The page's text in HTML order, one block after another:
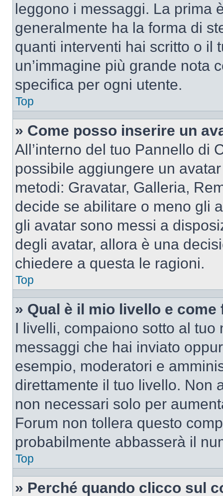
leggono i messaggi. La prima
generalmente ha la forma di
quanti interventi hai scritto o il
un’immagine più grande nota
specifica per ogni utente.
Top
» Come posso inserire un
All’interno del tuo Pannello di
possibile aggiungere un
metodi: Gravatar, Galleria,
decide se abilitare o meno gli
gli avatar sono messi a
degli avatar, allora è una
chiedere a questa le ragioni.
Top
» Qual è il mio livello e
I livelli, compaiono sotto al
messaggi che hai inviato
esempio, moderatori e
direttamente il tuo livello. Non
non necessari solo per
Forum non tollera questo
probabilmente abbasserà il
Top
» Perché quando clicco sul